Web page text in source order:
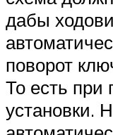
дабы
поворот
То есть при
установки.